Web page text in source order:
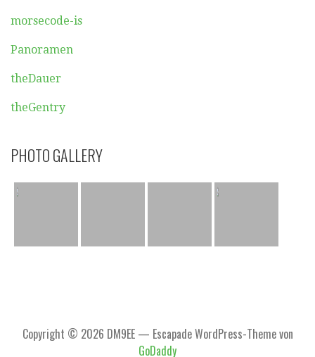
morsecode-is
Panoramen
theDauer
theGentry
PHOTO GALLERY
Copyright © 2026 DM9EE — Escapade WordPress-Theme von
GoDaddy